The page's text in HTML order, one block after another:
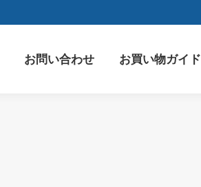
お問い合わせ お買い物ガイド